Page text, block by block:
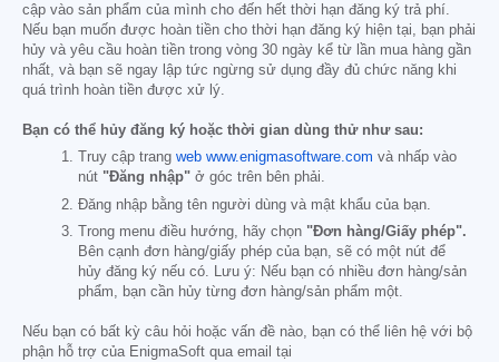
cập vào sản phẩm của mình cho đến hết thời hạn đăng ký trả phí.
Nếu bạn muốn được hoàn tiền cho thời hạn đăng ký hiện tại, bạn phải
hủy và yêu cầu hoàn tiền trong vòng 30 ngày kể từ lần mua hàng gần
nhất, và bạn sẽ ngay lập tức ngừng sử dụng đầy đủ chức năng khi
quá trình hoàn tiền được xử lý.
Bạn có thể hủy đăng ký hoặc thời gian dùng thử như sau:
Truy cập trang web www.enigmasoftware.com và nhấp vào
nút "Đăng nhập" ở góc trên bên phải.
Đăng nhập bằng tên người dùng và mật khẩu của bạn.
Trong menu điều hướng, hãy chọn "Đơn hàng/Giấy phép".
Bên cạnh đơn hàng/giấy phép của bạn, sẽ có một nút để
hủy đăng ký nếu có. Lưu ý: Nếu bạn có nhiều đơn hàng/sản
phẩm, bạn cần hủy từng đơn hàng/sản phẩm một.
Nếu bạn có bất kỳ câu hỏi hoặc vấn đề nào, bạn có thể liên hệ với bộ
phận hỗ trợ của EnigmaSoft qua email tại